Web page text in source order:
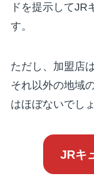
ドを提示してJR
す。
ただし、加盟店
それ以外の地域
はほぼないでしょ
JRキ